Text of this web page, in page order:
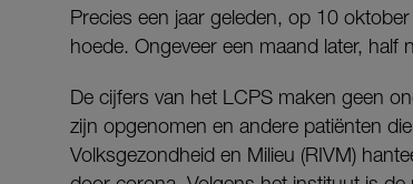
Precies een jaar geleden, op 10
hoede. Ongeveer een maand later,
De cijfers van het LCPS maken geen
zijn opgenomen en andere patiënten
Volksgezondheid en Milieu (RIVM)